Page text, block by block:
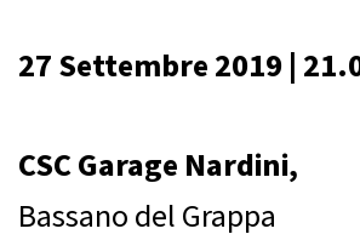
27 Settembre 2019 |
CSC Garage Nardini,
Bassano del Grappa